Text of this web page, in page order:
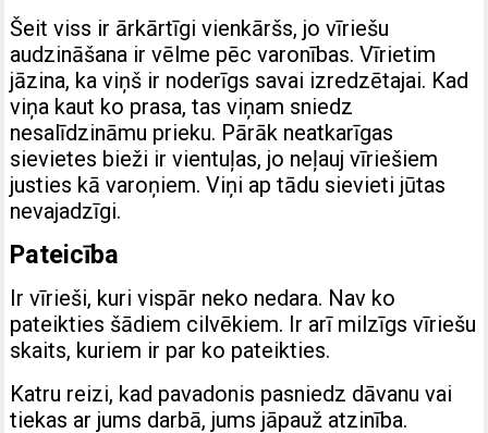
Šeit viss ir ārkārtīgi vienkāršs, jo vīriešu
audzināšana ir vēlme pēc varonības. Vīrietim
jāzina, ka viņš ir noderīgs savai izredzētajai. Kad
viņa kaut ko prasa, tas viņam sniedz
nesalīdzināmu prieku. Pārāk neatkarīgas
sievietes bieži ir vientuļas, jo neļauj vīriešiem
justies kā varoņiem. Viņi ap tādu sievieti jūtas
nevajadzīgi.
Pateicība
Ir vīrieši, kuri vispār neko nedara. Nav ko
pateikties šādiem cilvēkiem. Ir arī milzīgs vīriešu
skaits, kuriem ir par ko pateikties.
Katru reizi, kad pavadonis pasniedz dāvanu vai
tiekas ar jums darbā, jums jāpauž atzinība.